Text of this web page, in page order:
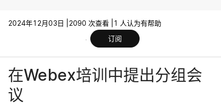
2024年12月03日 | 2090 次查看 |
1 人认为有帮助
订阅
在Webex培训中提出分组会
议